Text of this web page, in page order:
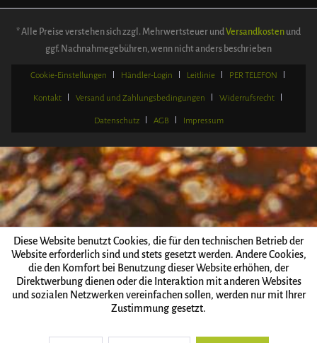
* Alle Preise verstehen sich zzgl. Mehrwertsteuer undVersandkosten und
ggf. Nachnahmegebühren, wenn nicht anders beschrieben
Cookie-Einstellungen Händler-Login Leitlinie PER TELEFON
Kontakt Versand und Zahlungsbedingungen Widerrufsrecht
Datenschutz AGB Impressum
Diese Website benutzt Cookies, die für den technischen Betrieb der
Website erforderlich sind und stets gesetzt werden. Andere Cookies,
die den Komfort bei Benutzung dieser Website erhöhen, der
Direktwerbung dienen oder die Interaktion mit anderen Websites
und sozialen Netzwerken vereinfachen sollen, werden nur mit Ihrer
Zustimmung gesetzt.